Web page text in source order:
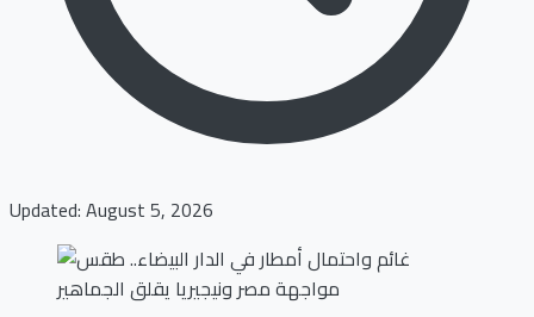
Updated: August 5, 2026